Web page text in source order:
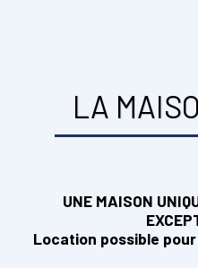
LA
UNE MAISON
Location possible